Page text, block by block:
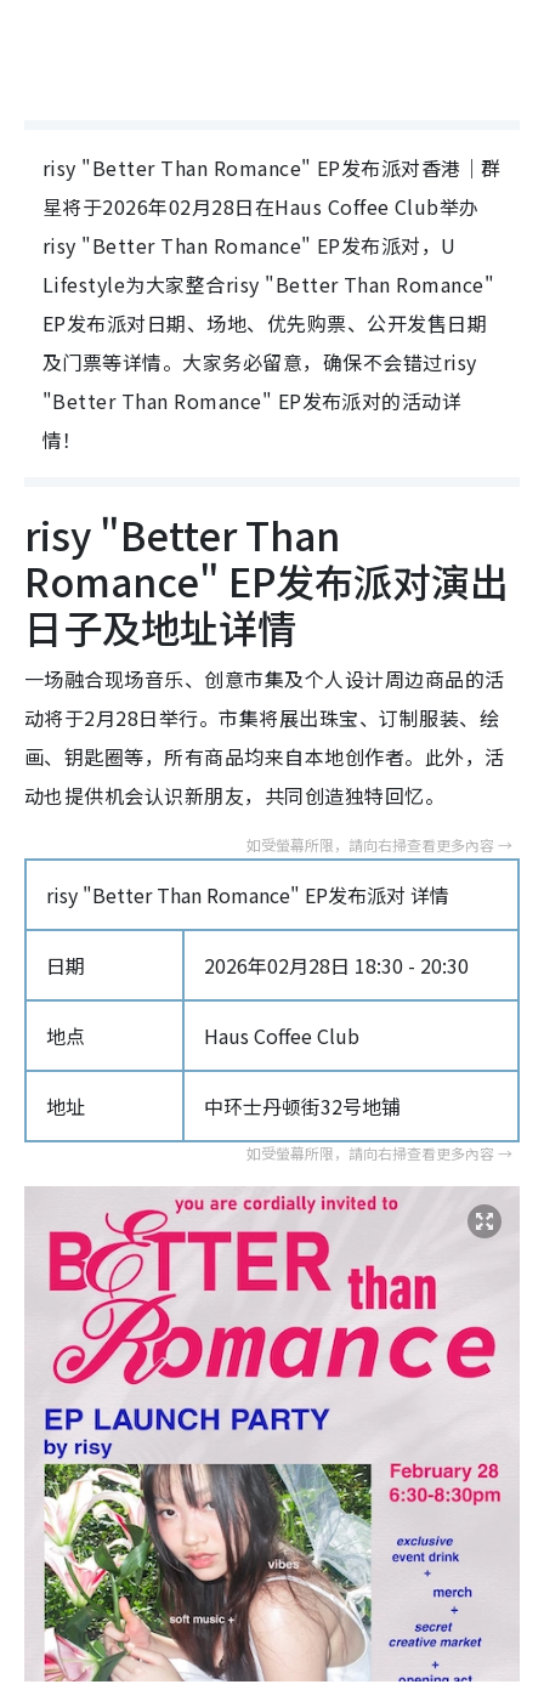
risy "Better Than Romance" EP发布派对香港｜群
星将于2026年02月28日在Haus Coffee Club举办
risy "Better Than Romance" EP发布派对，U
Lifestyle为大家整合risy "Better Than Romance"
EP发布派对日期、场地、优先购票、公开发售日期
及门票等详情。大家务必留意，确保不会错过risy
"Better Than Romance" EP发布派对的活动详
情！
risy "Better Than
Romance" EP发布派对演出
日子及地址详情
一场融合现场音乐、创意市集及个人设计周边商品的活
动将于2月28日举行。市集将展出珠宝、订制服装、绘
画、钥匙圈等，所有商品均来自本地创作者。此外，活
动也提供机会认识新朋友，共同创造独特回忆。
risy "Better Than Romance" EP发布派对 详情
日期 2026年02月28日 18:30 - 20:30
地点 Haus Coffee Club
地址 中环士丹顿街32号地铺